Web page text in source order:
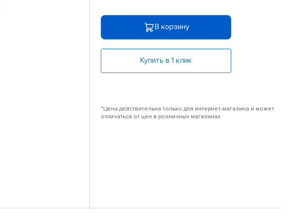
В корзину
Купить в 1 клик
*Цена действительна только для интернет-магазина и может
отличаться от цен в розничных магазинах